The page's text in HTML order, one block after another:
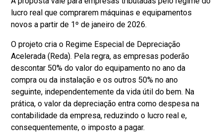
lucro real que comprarem máquinas e equipamentos
novos a partir de 1º de janeiro de 2026.
O projeto cria o Regime Especial de Depreciação
Acelerada (Reda). Pela regra, as empresas poderão
descontar 50% do valor do equipamento no ano da
compra ou da instalação e os outros 50% no ano
seguinte, independentemente da vida útil do bem. Na
prática, o valor da depreciação entra como despesa na
contabilidade da empresa, reduzindo o lucro real e,
consequentemente, o imposto a pagar.